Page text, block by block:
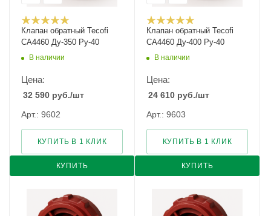
Клапан обратный Tecofi
CA4460 Ду-350 Ру-40
В наличии
Цена:
32 590 руб./шт
Арт.: 9602
КУПИТЬ
КУПИТЬ В 1 КЛИК
Клапан обратный Tecofi
CA4460 Ду-400 Ру-40
В наличии
Цена:
24 610 руб./шт
Арт.: 9603
КУПИТЬ
КУПИТЬ В 1 КЛИК